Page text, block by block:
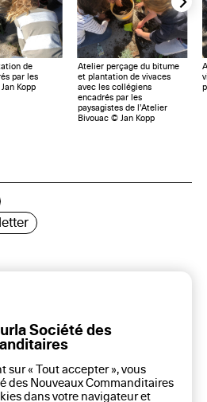
de
par les
Kopp
Atelier perçage du bitume
et plantation de vivaces
avec les collégiens
encadrés par les
paysagistes de l’Atelier
Bivouac © Jan Kopp
Paris
Société des
sur « Tout accepter », vous
des Nouveaux Commanditaires
dans votre navigateur et